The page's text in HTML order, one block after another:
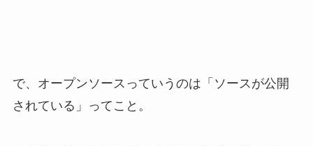
で、オープンソースっていうのは「ソースが公開
されている」ってこと。